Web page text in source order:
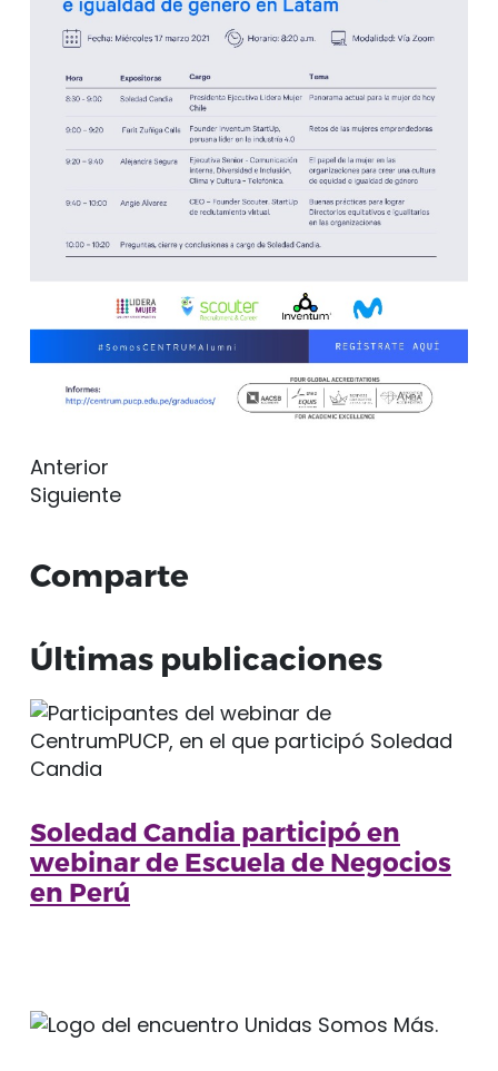
Anterior
Siguiente
Comparte
Últimas publicaciones
Soledad Candia participó en
webinar de Escuela de Negocios
en Perú